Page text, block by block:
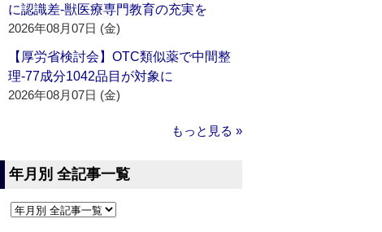
に認識差‐獣医療専門教育の充実を
2026年08月07日 (金)
【厚労省検討会】OTC類似薬で中間整
理‐77成分1042品目が対象に
2026年08月07日 (金)
もっと見る »
年月別 全記事一覧